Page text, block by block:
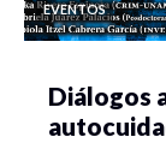
EVENTOS
Diálogos